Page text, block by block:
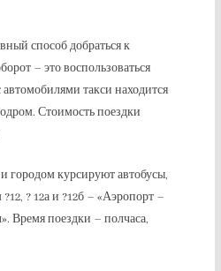
способ добраться к
– это воспользоваться
такси находится
Стоимость поездки
городом курсируют автобусы,
? 12а и ?12б – «Аэропорт –
Время поездки – полчаса,